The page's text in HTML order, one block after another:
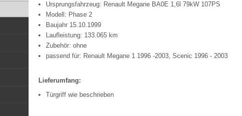
Ursprungsfahrzeug: Renault Megane BA0E 1,6l 79kW 107PS
Modell: Phase 2
Baujahr 15.10.1999
Laufleistung: 133.065 km
Zubehör: ohne
passend für: Renault Megane 1 1996 -2003, Scenic 1996 - 2003
Lieferumfang:
Türgriff wie beschrieben